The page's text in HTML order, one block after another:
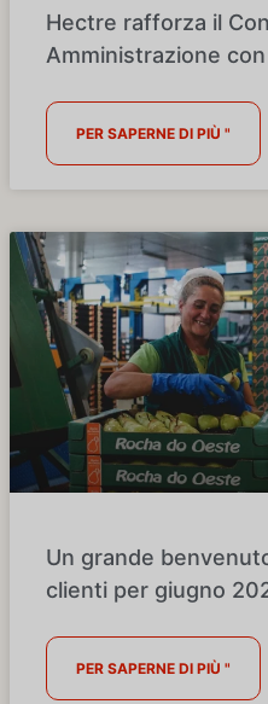
Hectre rafforza il
Amministrazione
PER SAPERNE DI PIÙ "
Un grande
clienti per giugno
PER SAPERNE DI PIÙ "